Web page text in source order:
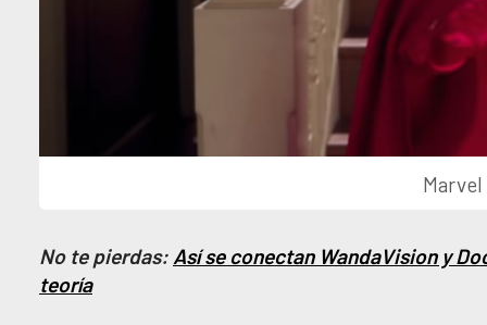
No te pierdas: Así se conectan WandaVision y
teoría